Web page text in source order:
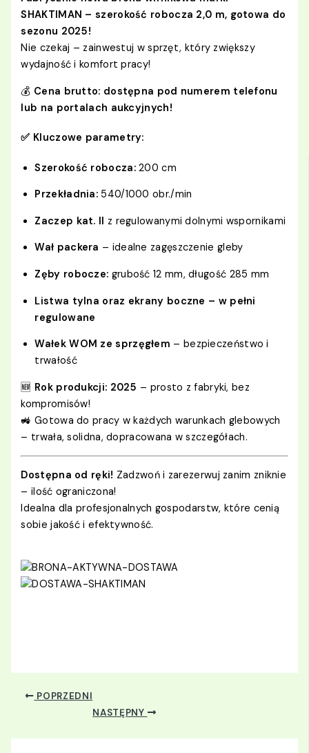
SHAKTIMAN – szerokość robocza 2,0 m, gotowa do
sezonu 2025!
Nie czekaj – zainwestuj w sprzęt, który zwiększy
wydajność i komfort pracy!
💰 Cena brutto: dostępna pod numerem telefonu
lub na portalach aukcyjnych!
✅ Kluczowe parametry:
Szerokość robocza:200 cm
Przekładnia: 540/1000 obr./min
Zaczep kat. II z regulowanymi dolnymi wspornikami
Wał packera – idealne zagęszczenie gleby
Zęby robocze: grubość 12 mm, długość 285 mm
Listwa tylna oraz ekrany boczne – w pełni
regulowane
Wałek WOM ze sprzęgłem – bezpieczeństwo i
trwałość
🆕 Rok produkcji: 2025 – prosto z fabryki, bez
kompromisów!
🚜 Gotowa do pracy w każdych warunkach glebowych
– trwała, solidna, dopracowana w szczegółach.
Dostępna od ręki! Zadzwoń i zarezerwuj zanim zniknie
– ilość ograniczona!
Idealna dla profesjonalnych gospodarstw, które cenią
sobie jakość i efektywność.
POPRZEDNI
NASTĘPNY